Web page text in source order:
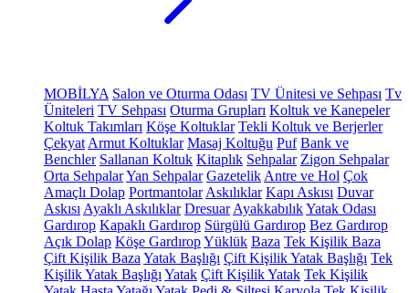
MOBİLYA Salon ve Oturma Odası TV Ünitesi ve Sehpası Tv
Üniteleri TV Sehpası Oturma Grupları Koltuk ve Kanepeler
Koltuk Takımları Köşe Koltuklar Tekli Koltuk ve Berjerler
Çekyat Armut Koltuklar Masaj Koltuğu Puf Bank ve
Benchler Sallanan Koltuk Kitaplık Sehpalar Zigon Sehpalar
Orta SehpalarYan Sehpalar Gazetelik Antre ve Hol Çok
Amaçlı Dolap Portmantolar Askılıklar Kapı Askısı Duvar
Askısı Ayaklı Askılıklar Dresuar AyakkabılıkYatak Odası
Gardırop Kapaklı Gardırop Sürgülü Gardırop Bez Gardırop
Açık Dolap Köşe GardıropYüklük Baza Tek Kişilik Baza
Çift Kişilik Baza Yatak Başlığı Çift Kişilik Yatak Başlığı Tek
Kişilik Yatak Başlığı Yatak Çift Kişilik Yatak Tek Kişilik